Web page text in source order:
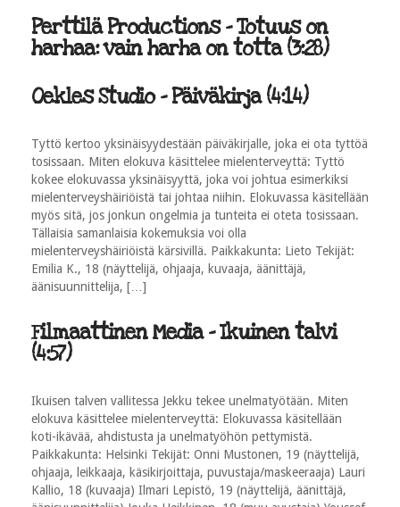
Perttilä Productions - Totuus on
harhaa: vain harha on totta (3:28)
Oekles Studio - Päiväkirja (4:14)
Tyttö kertoo yksinäisyydestään päiväkirjalle, joka ei ota tyttöä
tosissaan. Miten elokuva käsittelee mielenterveyttä: Tyttö
kokee elokuvassa yksinäisyyttä, joka voi johtua esimerkiksi
mielenterveyshäiriöistä tai johtaa niihin. Elokuvassa käsitellään
myös sitä, jos jonkun ongelmia ja tunteita ei oteta tosissaan.
Tällaisia samanlaisia kokemuksia voi olla
mielenterveyshäiriöistä kärsivillä. Paikkakunta: Lieto Tekijät:
Emilia K., 18 (näyttelijä, ohjaaja, kuvaaja, äänittäjä,
äänisuunnittelija, […]
Filmaattinen Media - Ikuinen talvi
(4:57)
Ikuisen talven vallitessa Jekku tekee unelmatyötään. Miten
elokuva käsittelee mielenterveyttä: Elokuvassa käsitellään
koti-ikävää, ahdistusta ja unelmatyöhön pettymistä.
Paikkakunta: Helsinki Tekijät: Onni Mustonen, 19 (näyttelijä,
ohjaaja, leikkaaja, käsikirjoittaja, puvustaja/maskeeraaja) Lauri
Kallio, 18 (kuvaaja) Ilmari Lepistö, 19 (näyttelijä, äänittäjä,